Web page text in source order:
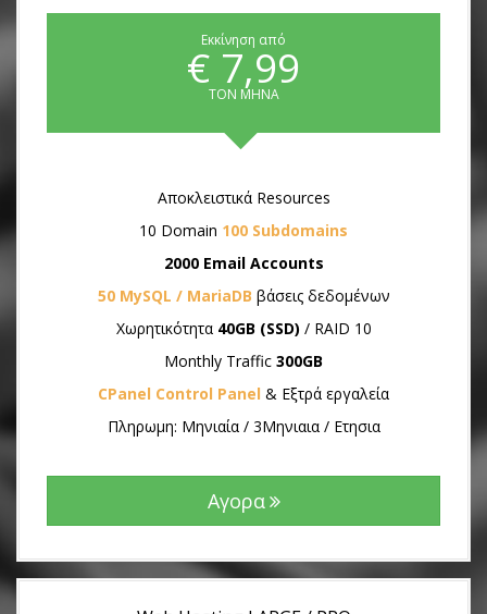
Εκκίνηση από
€ 7,99
ΤΟΝ ΜΗΝΑ
Αποκλειστικά Resources
10 Domain 100 Subdomains
2000 Email Accounts
50 MySQL / MariaDB βάσεις δεδομένων
Χωρητικότητα 40GB (SSD) / RAID 10
Monthly Traffic 300GB
CPanel Control Panel & Εξτρά εργαλεία
Πληρωμη: Μηνιαία / 3Μηνιαια / Ετησια
Αγορα